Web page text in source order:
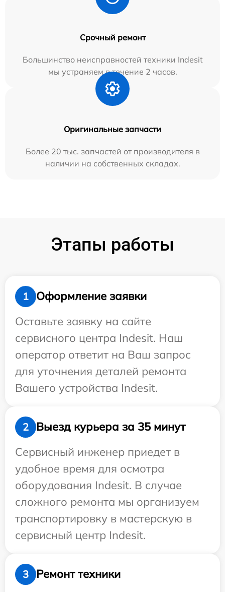
Срочный ремонт
Большинство неисправностей техники Indesit
мы устраняем в течение 2 часов.
Оригинальные запчасти
Более 20 тыс. запчастей от производителя в
наличии на собственных складах.
Этапы работы
1
Оформление заявки
Оставьте заявку на сайте
сервисного центра Indesit. Наш
оператор ответит на Ваш запрос
для уточнения деталей ремонта
Вашего устройства Indesit.
2
Выезд курьера за 35 минут
Сервисный инженер приедет в
удобное время для осмотра
оборудования Indesit. В случае
сложного ремонта мы организуем
транспортировку в мастерскую в
сервисный центр Indesit.
3
Ремонт техники